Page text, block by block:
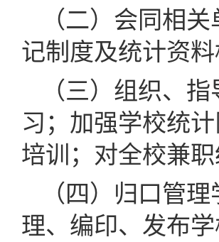
（二）会同相
记制度及统计资
（三）组织、
习；加强学校统
培训；对全校兼
（四）归口管
理、编印、发布